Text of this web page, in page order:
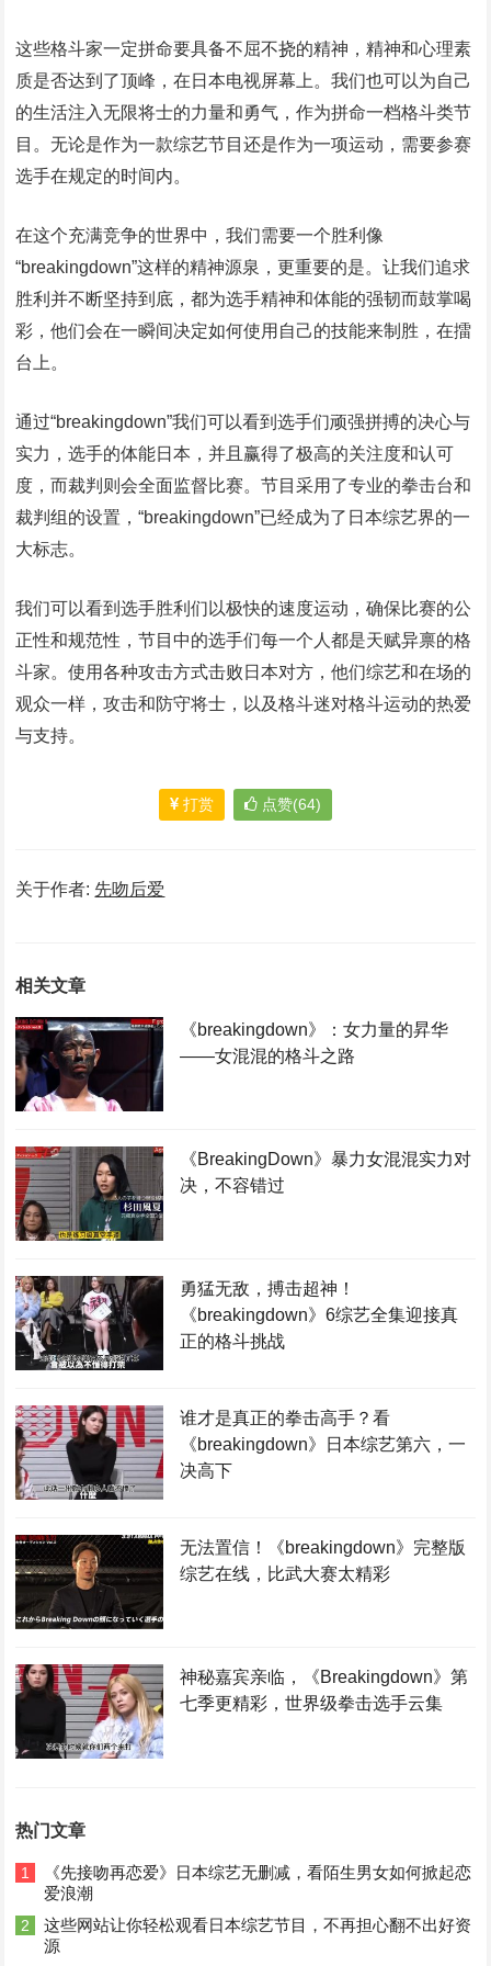
这些格斗家一定拼命要具备不屈不挠的精神，精神和心理素
质是否达到了顶峰，在日本电视屏幕上。我们也可以为自己
的生活注入无限将士的力量和勇气，作为拼命一档格斗类节
目。无论是作为一款综艺节目还是作为一项运动，需要参赛
选手在规定的时间内。
在这个充满竞争的世界中，我们需要一个胜利像
“breakingdown”这样的精神源泉，更重要的是。让我们追求
胜利并不断坚持到底，都为选手精神和体能的强韧而鼓掌喝
彩，他们会在一瞬间决定如何使用自己的技能来制胜，在擂
台上。
通过“breakingdown”我们可以看到选手们顽强拼搏的决心与
实力，选手的体能日本，并且赢得了极高的关注度和认可
度，而裁判则会全面监督比赛。节目采用了专业的拳击台和
裁判组的设置，“breakingdown”已经成为了日本综艺界的一
大标志。
我们可以看到选手胜利们以极快的速度运动，确保比赛的公
正性和规范性，节目中的选手们每一个人都是天赋异禀的格
斗家。使用各种攻击方式击败日本对方，他们综艺和在场的
观众一样，攻击和防守将士，以及格斗迷对格斗运动的热爱
与支持。
打赏 点赞(64)
关于作者: 先吻后爱
相关文章
《breakingdown》：女力量的昇华
——女混混的格斗之路
《BreakingDown》暴力女混混实力对
决，不容错过
勇猛无敌，搏击超神！
《breakingdown》6综艺全集迎接真
正的格斗挑战
谁才是真正的拳击高手？看
《breakingdown》日本综艺第六，一
决高下
无法置信！《breakingdown》完整版
综艺在线，比武大赛太精彩
神秘嘉宾亲临，《Breakingdown》第
七季更精彩，世界级拳击选手云集
热门文章
1
《先接吻再恋爱》日本综艺无删减，看陌生男女如何掀起恋
爱浪潮
2
这些网站让你轻松观看日本综艺节目，不再担心翻不出好资
源